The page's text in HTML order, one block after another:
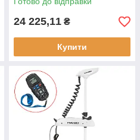
швидкості та безпекою
24 225,11 ₴
Купити